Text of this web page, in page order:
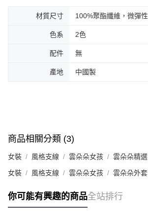
材質尺寸 100%聚酯纖維，微彈性
色系 2色
配件 無
產地 中國製
商品相關分類 (3)
女裝 風格支線 雲朵朵女孩 雲朵朵精選
女裝 風格支線 雲朵朵女孩 雲朵朵外套
你可能有興趣的商品全站排行